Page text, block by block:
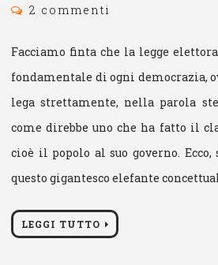
2 commenti
Facciamo finta che la legge
fondamentale di ogni democrazia,
lega strettamente, nella parola
come direbbe uno che ha fatto il
cioè il popolo al suo governo.
questo gigantesco elefante
LEGGI TUTTO